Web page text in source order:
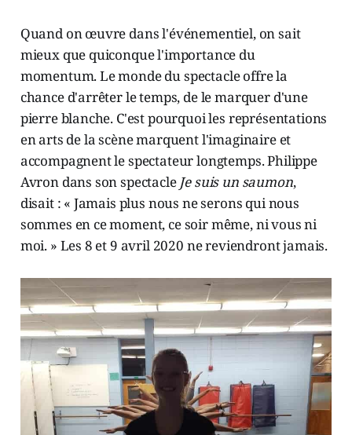
Quand on œuvre dans l'événementiel, on sait
mieux que quiconque l'importance du
momentum. Le monde du spectacle offre la
chance d'arrêter le temps, de le marquer d'une
pierre blanche. C'est pourquoi les représentations
en arts de la scène marquent l'imaginaire et
accompagnent le spectateur longtemps. Philippe
Avron dans son spectacle Je suis un saumon,
disait : « Jamais plus nous ne serons qui nous
sommes en ce moment, ce soir même, ni vous ni
moi. » Les 8 et 9 avril 2020 ne reviendront jamais.